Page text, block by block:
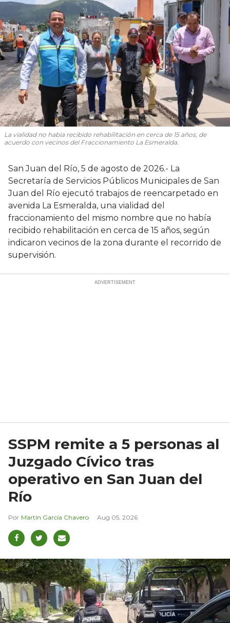
La vialidad no había recibido rehabilitación en cerca de 15 años, de
acuerdo con vecinos del Fraccionamiento La Esmeralda.
San Juan del Río, 5 de agosto de 2026.- La
Secretaría de Servicios Públicos Municipales de San
Juan del Río ejecutó trabajos de reencarpetado en
avenida La Esmeralda, una vialidad del
fraccionamiento del mismo nombre que no había
recibido rehabilitación en cerca de 15 años, según
indicaron vecinos de la zona durante el recorrido de
supervisión.
SSPM remite a 5 personas al
Juzgado Cívico tras
operativo en San Juan del
Río
Martín García Chavero Aug 05, 2026